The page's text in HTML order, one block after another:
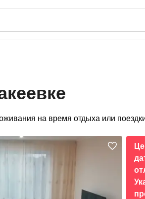
на время отдыха или